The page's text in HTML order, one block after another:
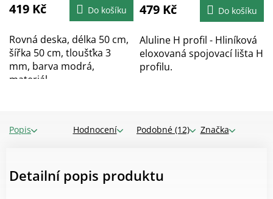
419 Kč Do košíku
Rovná deska, délka 50 cm,
šířka 50 cm, tloušťka 3
mm, barva modrá,
materiál...
479 Kč Do košíku
Aluline H profil - Hliníková
eloxovaná spojovací lišta H
profilu.
Popis Podobné (12)
Hodnocení Značka
Detailní popis produktu